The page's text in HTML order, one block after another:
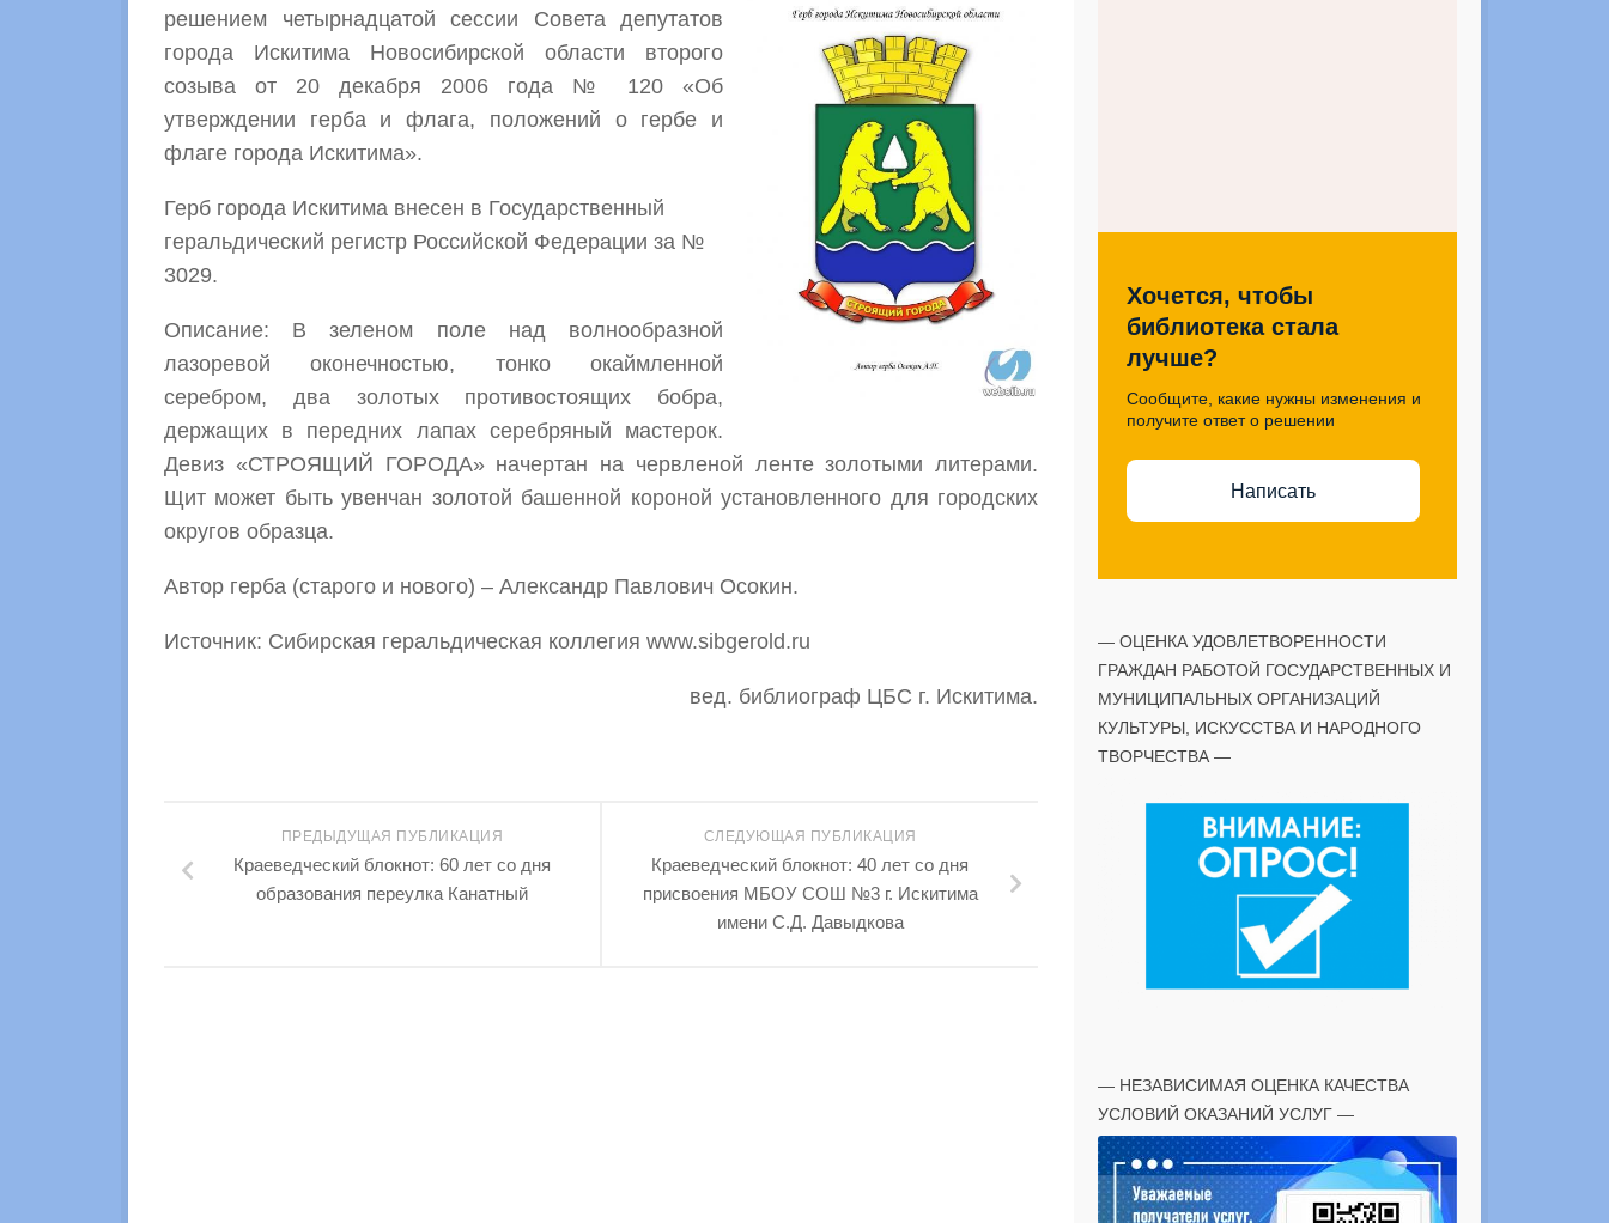
решением четырнадцатой сессии Совета депутатов
города Искитима Новосибирской области второго
созыва от 20 декабря 2006 года № 120 «Об
утверждении герба и флага, положений о гербе и
флаге города Искитима».
Герб города Искитима внесен в Государственный
геральдический регистр Российской Федерации за №
3029.
Описание: В зеленом поле над волнообразной
лазоревой оконечностью, тонко окаймленной
серебром, два золотых противостоящих бобра,
держащих в передних лапах серебряный мастерок.
Девиз «СТРОЯЩИЙ ГОРОДА» начертан на червленой ленте золотыми литерами.
Щит может быть увенчан золотой башенной короной установленного для городских
округов образца.
Автор герба (старого и нового) – Александр Павлович Осокин.
Источник: Сибирская геральдическая коллегия www.sibgerold.ru
вед. библиограф ЦБС г. Искитима.
СЛЕДУЮЩАЯ ПУБЛИКАЦИЯ
Краеведческий блокнот: 40 лет со дня
присвоения МБОУ СОШ №3 г. Искитима
имени С.Д. Давыдкова
ПРЕДЫДУЩАЯ ПУБЛИКАЦИЯ
Краеведческий блокнот: 60 лет со дня
образования переулка Канатный
Хочется, чтобы
библиотека стала
лучше?
Сообщите, какие нужны изменения и
получите ответ о решении
Написать
— ОЦЕНКА УДОВЛЕТВОРЕННОСТИ
ГРАЖДАН РАБОТОЙ ГОСУДАРСТВЕННЫХ И
МУНИЦИПАЛЬНЫХ ОРГАНИЗАЦИЙ
КУЛЬТУРЫ, ИСКУССТВА И НАРОДНОГО
ТВОРЧЕСТВА —
— НЕЗАВИСИМАЯ ОЦЕНКА КАЧЕСТВА
УСЛОВИЙ ОКАЗАНИЙ УСЛУГ —